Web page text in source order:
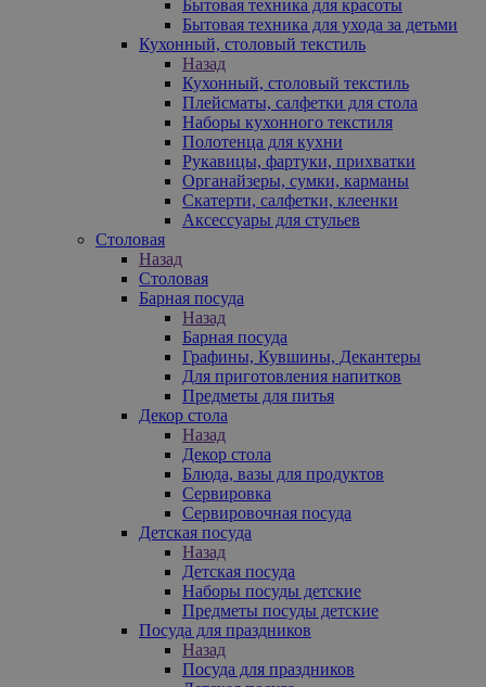
Бытовая техника для красоты
Бытовая техника для ухода за детьми
Кухонный, столовый текстиль
Назад
Кухонный, столовый текстиль
Плейсматы, салфетки для стола
Наборы кухонного текстиля
Полотенца для кухни
Рукавицы, фартуки, прихватки
Органайзеры, сумки, карманы
Скатерти, салфетки, клеенки
Аксессуары для стульев
Столовая
Назад
Столовая
Барная посуда
Назад
Барная посуда
Графины, Кувшины, Декантеры
Для приготовления напитков
Предметы для питья
Декор стола
Назад
Декор стола
Блюда, вазы для продуктов
Сервировка
Сервировочная посуда
Детская посуда
Назад
Детская посуда
Наборы посуды детские
Предметы посуды детские
Посуда для праздников
Назад
Посуда для праздников